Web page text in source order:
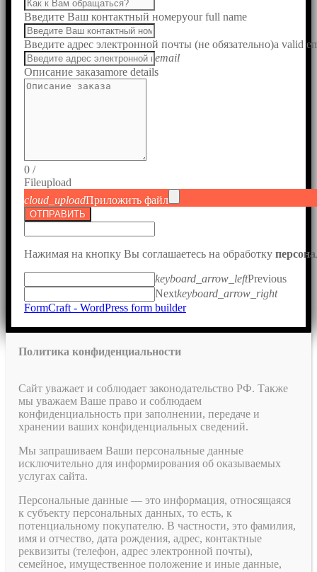
Введите Ваш контактный номерyour full name
Введите адрес электронной почты (не обязательно)a valid
email
Описание заказаmore details
0 /
Fileupload
cloud_uploadПриложить файл
ОТПРАВИТЬ
Нажимая на кнопку Вы соглашаетесь на обработку
keyboard_arrow_leftPrevious
Nextkeyboard_arrow_right
FormCraft - WordPress form builder
Политика конфиденциальности
Сайт уважает и соблюдает законодательство РФ. Также
мы уважаем Ваше право и соблюдаем
конфиденциальность при заполнении, передаче и
хранении ваших конфиденциальных сведений.
Мы запрашиваем Ваши персональные данные
исключительно для информирования об оказываемых
услугах сайта.
Персональные данные — это информация, относящаяся
к субъекту персональных данных, то есть, к
потенциальному покупателю. В частности, это фамилия,
имя и отчество, дата рождения, адрес, контактные
реквизиты (телефон, адрес электронной почты),
семейное, имущественное положение и иные данные,